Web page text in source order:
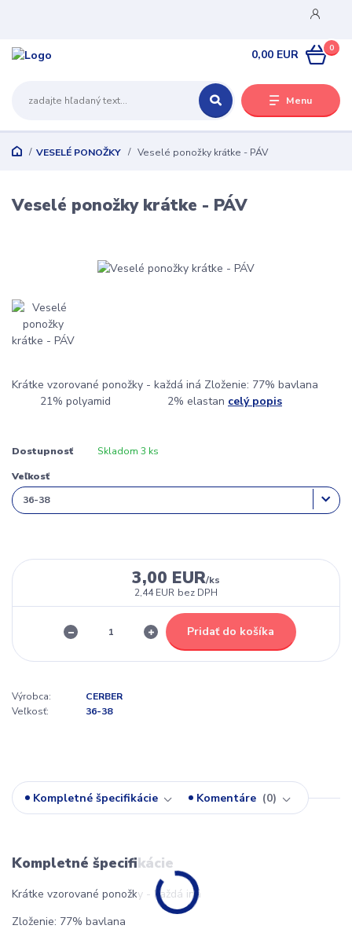
Menu
0
0,00 EUR
VESELÉ PONOŽKY Veselé ponožky krátke - PÁV
Veselé ponožky krátke - PÁV
Krátke vzorované ponožky - každá iná Zloženie: 77% bavlana
21% polyamid 2% elastan celý popis
Dostupnosť Skladom 3 ks
Veľkosť
3,00 EUR/ks
2,44 EUR bez DPH
Pridať do košíka
Výrobca:
CERBER
Veľkosť:
36-38
Kompletné špecifikácie Komentáre 0
Kompletné špecifikácie
Krátke vzorované ponožky - každá iná
Zloženie: 77% bavlana